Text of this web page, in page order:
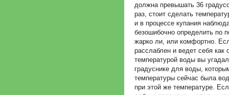
должна превышать 36
раз, стоит сделать
и в процессе купания
безошибочно определить по
жарко ли, или комфортно.
расслаблен и ведет себя как
температурой воды вы
градуснике для воды,
температуры сейчас была
при этой же температуре.